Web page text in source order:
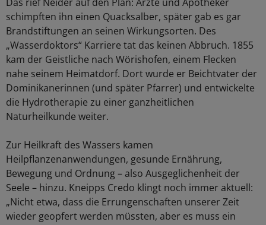
schimpften ihn einen Quacksalber, später gab es gar
Brandstiftungen an seinen Wirkungsorten. Des
„Wasserdoktors“ Karriere tat das keinen Abbruch. 1855
kam der Geistliche nach Wörishofen, einem Flecken
nahe seinem Heimatdorf. Dort wurde er Beichtvater der
Dominikanerinnen (und später Pfarrer) und entwickelte
die Hydrotherapie zu einer ganzheitlichen
Naturheilkunde weiter.
Zur Heilkraft des Wassers kamen
Heilpflanzenanwendungen, gesunde Ernährung,
Bewegung und Ordnung – also Ausgeglichenheit der
Seele – hinzu. Kneipps Credo klingt noch immer aktuell:
„Nicht etwa, dass die Errungenschaften unserer Zeit
wieder geopfert werden müssten, aber es muss ein